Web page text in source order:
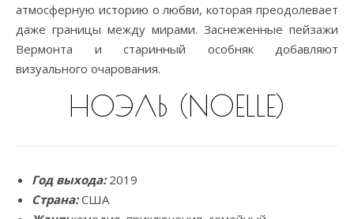
атмосферную историю о любви, которая преодолевает
даже границы между мирами. Заснеженные пейзажи
Вермонта и старинный особняк добавляют
визуального очарования.
НОЭЛЬ (NOELLE)
Год выхода:2019
Страна:США